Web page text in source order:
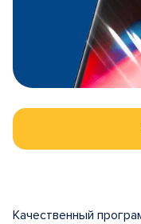
Качественный